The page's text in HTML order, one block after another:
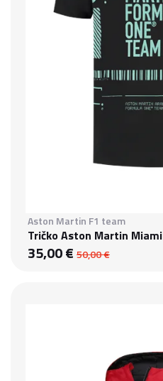
Aston Martin F1 team
Tričko Aston Martin Miami
35,00 € 50,00 €